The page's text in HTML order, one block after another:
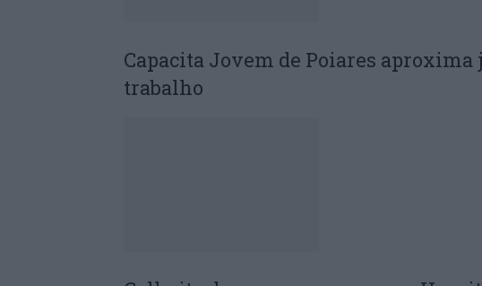
Capacita Jovem de Poiares aproxima
trabalho